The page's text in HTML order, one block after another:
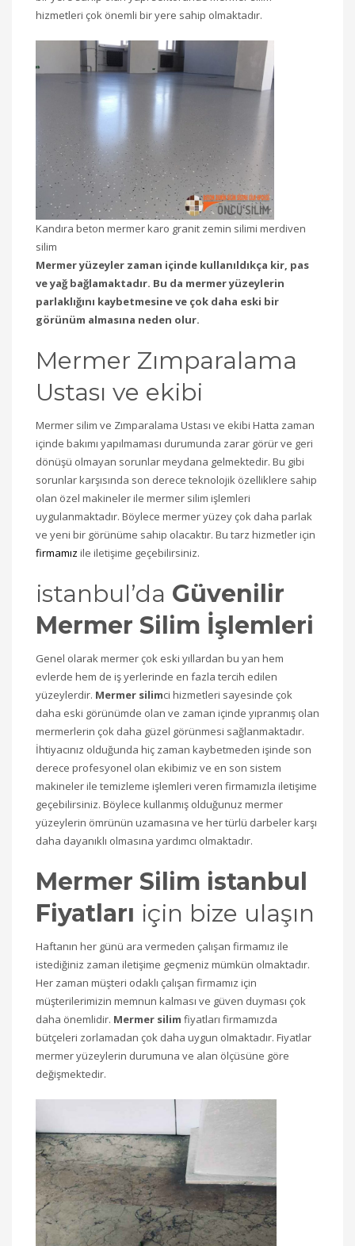
hizmetleri çok önemli bir yere sahip olmaktadır.
Kandıra beton mermer karo granit zemin silimi merdiven
silim
Mermer yüzeyler zaman içinde kullanıldıkça kir, pas
ve yağ bağlamaktadır. Bu da mermer yüzeylerin
parlaklığını kaybetmesine ve çok daha eski bir
görünüm almasına neden olur.
Mermer Zımparalama
Ustası ve ekibi
Mermer silim ve Zımparalama Ustası ve ekibi Hatta zaman
içinde bakımı yapılmaması durumunda zarar görür ve geri
dönüşü olmayan sorunlar meydana gelmektedir. Bu gibi
sorunlar karşısında son derece teknolojik özelliklere sahip
olan özel makineler ile mermer silim işlemleri
uygulanmaktadır. Böylece mermer yüzey çok daha parlak
ve yeni bir görünüme sahip olacaktır. Bu tarz hizmetler için
firmamız ile iletişime geçebilirsiniz.
istanbul’da Güvenilir
Mermer Silim İşlemleri
Genel olarak mermer çok eski yıllardan bu yan hem
evlerde hem de iş yerlerinde en fazla tercih edilen
yüzeylerdir. Mermer silimci hizmetleri sayesinde çok
daha eski görünümde olan ve zaman içinde yıpranmış olan
mermerlerin çok daha güzel görünmesi sağlanmaktadır.
İhtiyacınız olduğunda hiç zaman kaybetmeden işinde son
derece profesyonel olan ekibimiz ve en son sistem
makineler ile temizleme işlemleri veren firmamızla iletişime
geçebilirsiniz. Böylece kullanmış olduğunuz mermer
yüzeylerin ömrünün uzamasına ve her türlü darbeler karşı
daha dayanıklı olmasına yardımcı olmaktadır.
Mermer Silim istanbul
Fiyatları için bize ulaşın
Haftanın her günü ara vermeden çalışan firmamız ile
istediğiniz zaman iletişime geçmeniz mümkün olmaktadır.
Her zaman müşteri odaklı çalışan firmamız için
müşterilerimizin memnun kalması ve güven duyması çok
daha önemlidir. Mermer silim fiyatları firmamızda
bütçeleri zorlamadan çok daha uygun olmaktadır. Fiyatlar
mermer yüzeylerin durumuna ve alan ölçüsüne göre
değişmektedir.